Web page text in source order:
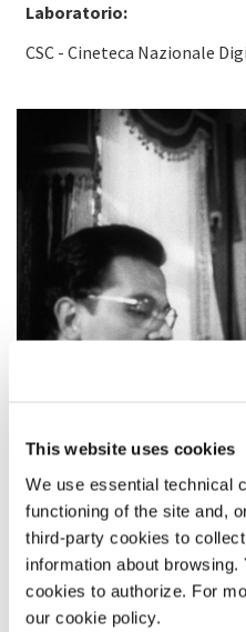
This website uses cookies
We use essential technical
functioning of the site and,
third-party cookies to
information about
cookies to authorize. For
our cookie policy.
Laboratorio:
CSC - Cineteca Nazionale
SINOSSI
Gemma, una popolana
innamorata di un ricco
tuttavia sposarlo, in
fratellastro illegittimo.
sposare Franco Vagnuzzi,
prova un vero affetto e che